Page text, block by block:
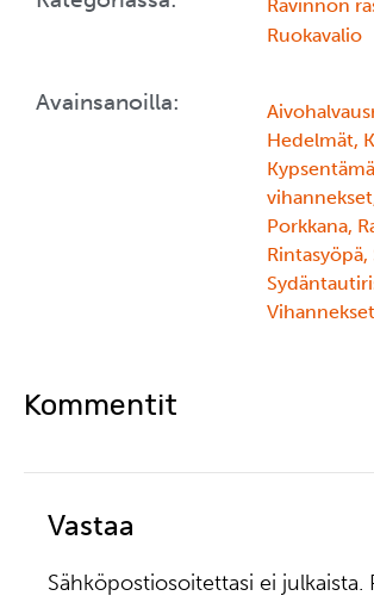
Ravinnon
Ruokavalio
Avainsanoilla:
Hedelmät,
vihannekset
Porkkana,
Rintasyöpä,
Vihannekset
Kommentit
Vastaa
Sähköpostiosoitettasi ei julkaista.